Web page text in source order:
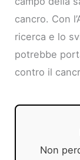
cancro. Con
ricerca e lo
potrebbe
contro il
Non